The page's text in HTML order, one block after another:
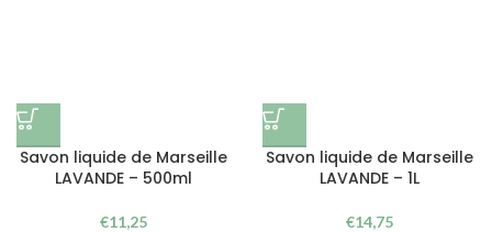
Savon liquide de Marseille
LAVANDE – 500ml
€11,25
Savon liquide de Marseille
LAVANDE – 1L
€14,75